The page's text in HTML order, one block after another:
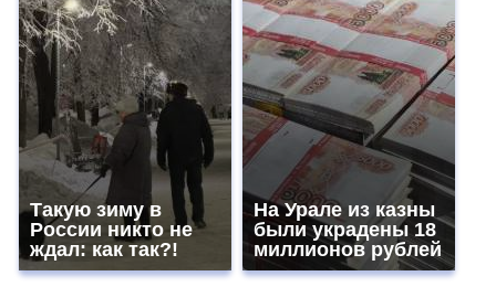
Такую зиму в
России никто не
ждал: как так?!
На Урале из казны
были украдены 18
миллионов рублей